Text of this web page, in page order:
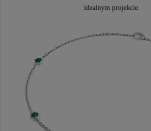
idealnym projekcie.